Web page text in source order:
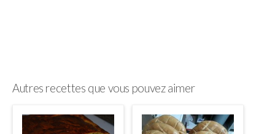
Autres recettes que vous pouvez aimer